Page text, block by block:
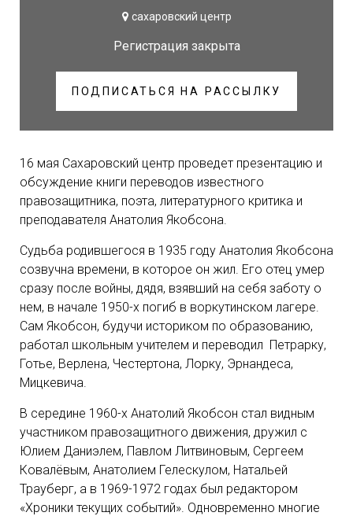
сахаровский центр
Регистрация закрыта
ПОДПИСАТЬСЯ НА РАССЫЛКУ
16 мая Сахаровский центр проведет презентацию и
обсуждение книги переводов известного
правозащитника, поэта, литературного критика и
преподавателя Анатолия Якобсона.
Судьба родившегося в 1935 году Анатолия Якобсона
созвучна времени, в которое он жил. Его отец умер
сразу после войны, дядя, взявший на себя заботу о
нем, в начале 1950-х погиб в воркутинском лагере.
Сам Якобсон, будучи историком по образованию,
работал школьным учителем и переводил Петрарку,
Готье, Верлена, Честертона, Лорку, Эрнандеса,
Мицкевича.
В середине 1960-х Анатолий Якобсон стал видным
участником правозащитного движения, дружил с
Юлием Даниэлем, Павлом Литвиновым, Сергеем
Ковалёвым, Анатолием Гелескулом, Натальей
Трауберг, а в 1969-1972 годах был редактором
«Хроники текущих событий». Одновременно многие